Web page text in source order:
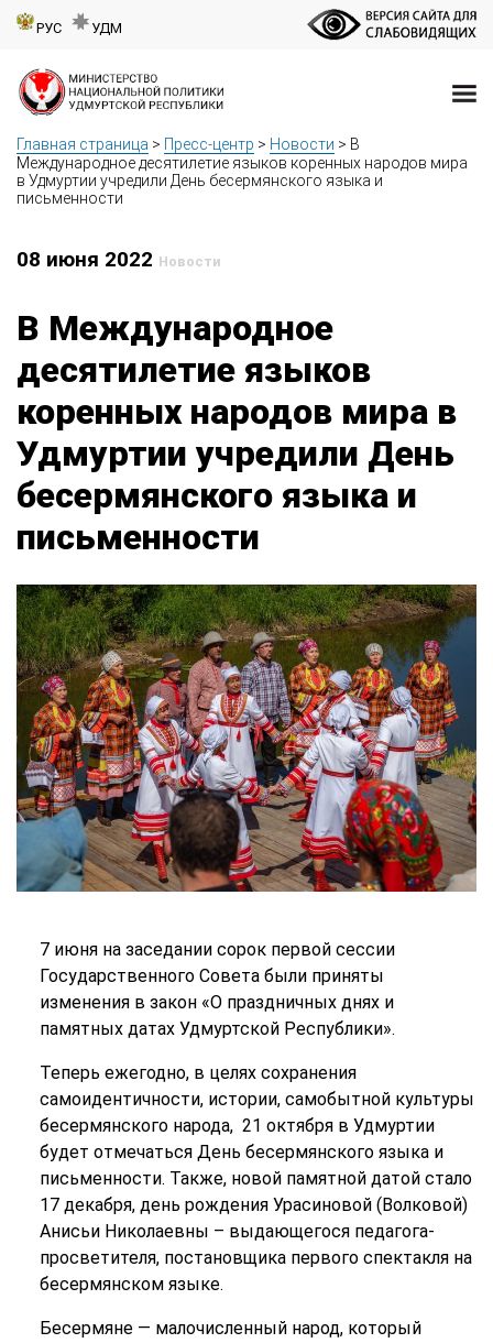
РУС УДМ
Главная страница > Пресс-центр > Новости > В
Международное десятилетие языков коренных народов мира
в Удмуртии учредили День бесермянского языка и
письменности
08 июня 2022 Новости
В Международное
десятилетие языков
коренных народов мира в
Удмуртии учредили День
бесермянского языка и
письменности
7 июня на заседании сорок первой сессии
Государственного Совета были приняты
изменения в закон «О праздничных днях и
памятных датах Удмуртской Республики».
Теперь ежегодно, в целях сохранения
самоидентичности, истории, самобытной культуры
бесермянского народа, 21 октября в Удмуртии
будет отмечаться День бесермянского языка и
письменности. Также, новой памятной датой стало
17 декабря, день рождения Урасиновой (Волковой)
Анисьи Николаевны – выдающегося педагога-
просветителя, постановщика первого спектакля на
бесермянском языке.
Бесермяне — малочисленный народ, который